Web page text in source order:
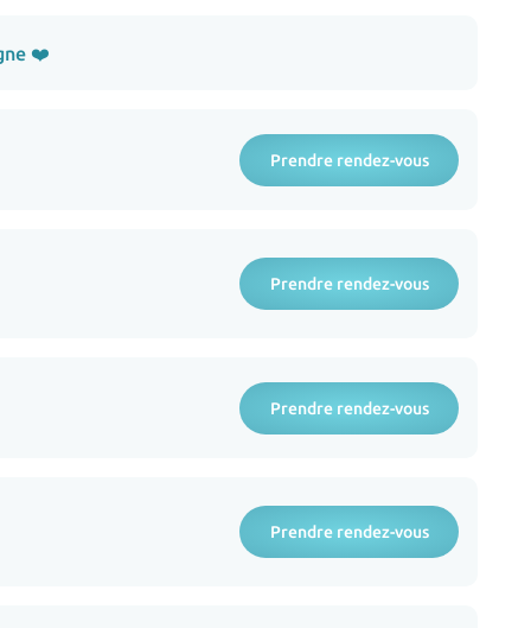
❤️
Prendre rendez-vous
Prendre rendez-vous
Prendre rendez-vous
Prendre rendez-vous